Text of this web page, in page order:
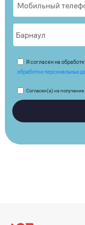
Я согласен на
обработки персональных
Согласен(а) на получение